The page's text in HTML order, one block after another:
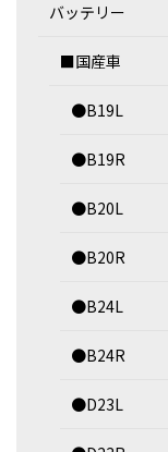
バッテリー
■国産車
●B19L
●B19R
●B20L
●B20R
●B24L
●B24R
●D23L